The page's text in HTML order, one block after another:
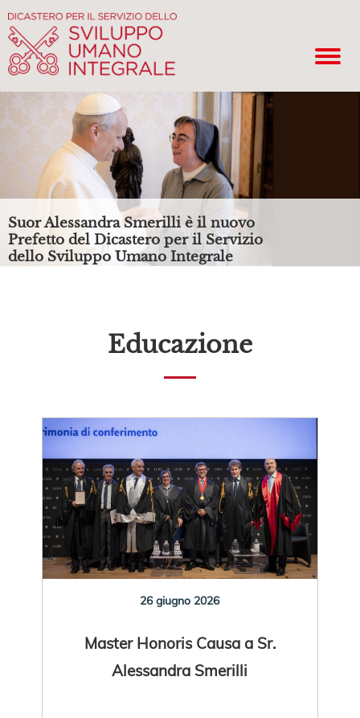
Suor Alessandra Smerilli è il nuovo
Prefetto del Dicastero per il Servizio
dello Sviluppo Umano Integrale
Educazione
26 giugno 2026
Master Honoris Causa a Sr.
Alessandra Smerilli